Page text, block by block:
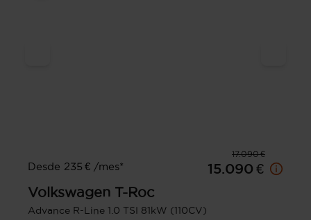
17.090 €
Desde 235 € /mes*
15.090 €
Volkswagen T-Roc
Advance R-Line 1.0 TSI 81kW (110CV)